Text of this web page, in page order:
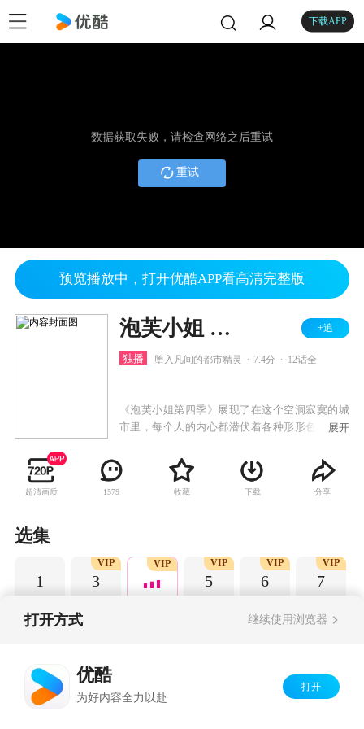
下载APP
数据获取失败，请检查网络之后重试
重试
预览播放中，打开优酷APP看高清完整版
泡芙小姐 第四季 +追
独播 堕入凡间的都市精灵 7.4分 12话全
《泡芙小姐第四季》展现了在这个空洞寂寞的城
市里，每个人的内心都潜伏着各种形形色色的欲
小姐和她的闺蜜们也逃脱不了这些欲望的羁绊，
同居、背叛、内幕、猜忌，所有捆绑住幸福的现
实锁链都等待着泡芙去一一解开……
展开
超清画质 1579 收藏 下载 分享
选集
1 3
VIP VIP
5
VIP
6
VIP
7
VIP
打开方式 继续使用浏览器
优酷
为好内容全力以赴
打开